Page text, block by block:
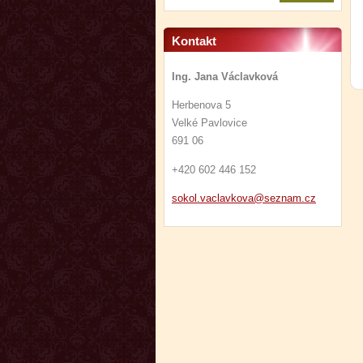
Kontakt
Ing. Jana Václavková
Herbenova 5
Velké Pavlovice
691 06
+420 602 446 152
sokol.vaclavkova@seznam. cz